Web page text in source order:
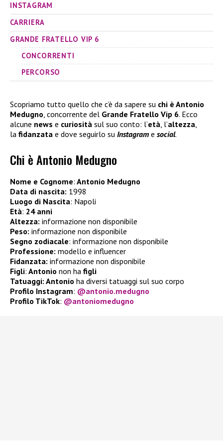
INSTAGRAM
CARRIERA
GRANDE FRATELLO VIP 6
CONCORRENTI
PERCORSO
Scopriamo tutto quello che c’è da sapere su chi è Antonio
Medugno, concorrente del Grande Fratello Vip 6. Ecco
alcune news e curiosità sul suo conto: l’età, l’altezza,
la fidanzata e dove seguirlo su Instagram e social.
Chi è Antonio Medugno
Nome e Cognome: Antonio Medugno
Data di nascita: 1998
Luogo di Nascita: Napoli
Età: 24 anni
Altezza: informazione non disponibile
Peso: informazione non disponibile
Segno zodiacale: informazione non disponibile
Professione: modello e influencer
Fidanzata: informazione non disponibile
Figli: Antonio non ha figli
Tatuaggi: Antonio ha diversi tatuaggi sul suo corpo
Profilo Instagram: @antonio.medugno
Profilo TikTok: @antoniomedugno